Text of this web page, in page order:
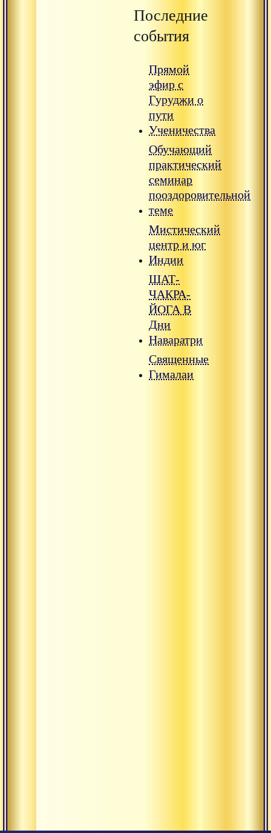
Последние
события
Прямой
эфир с
Гуруджи о
пути
Ученичества
Обучающий
практический
семинар
пооздоровительной
теме
Мистический
центр и юг
Индии
ШАТ-
ЧАКРА-
ЙОГА В
Дни
Наваратри
Священные
Гималаи